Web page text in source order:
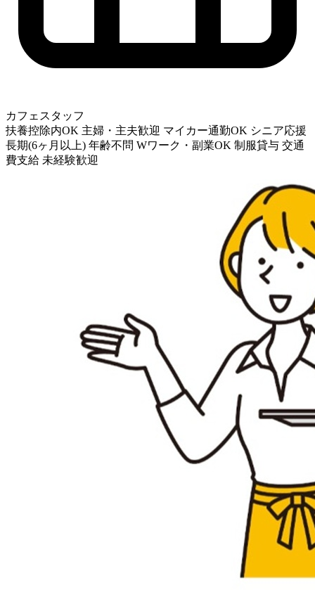
カフェスタッフ
扶養控除内OK 主婦・主夫歓迎 マイカー通勤OK シニア応援
長期(6ヶ月以上) 年齢不問 Wワーク・副業OK 制服貸与 交通
費支給 未経験歓迎